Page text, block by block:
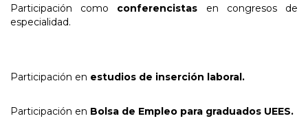
Participación como conferencistas en congresos de
especialidad.
Participación en estudios de inserción laboral.
Participación en Bolsa de Empleo para graduados UEES.